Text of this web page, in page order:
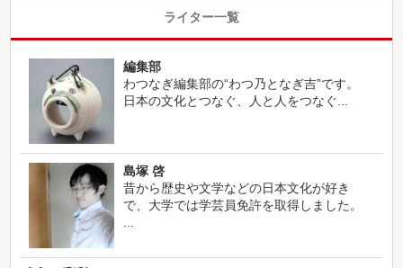
ライター一覧
編集部
わつなぎ編集部の“わつ乃となぎ吉”です。
日本の文化とつなぐ、人と人をつなぐ...
島塚 啓
昔から歴史や文学などの日本文化が好き
で、大学では学芸員免許を取得しました。